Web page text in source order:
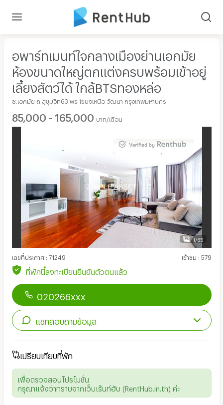
อพาร์ทเมนท์ใจกลางเมืองย่านเอกมัย
ห้องขนาดใหญ่ตกแต่งครบพร้อมเข้าอยู่
เลี้ยงสัตว์ได้ ใกล้BTSทองหล่อ
ซ.เอกมัย ถ.สุขุมวิท63 พระโขนงเหนือ วัฒนา กรุงเทพมหานคร
85,000 - 165,000 บาท/เดือน
1/65
เลขที่ประกาศ : 71249 เข้าชม : 579
ที่พักนี้ลงทะเบียนยืนยันตัวตนแล้ว
020266xxx
แชทสอบถามข้อมูล
เปรียบเทียบที่พัก
เพื่อตรวจสอบโปรโมชั่น
กรุณาแจ้งว่าทราบจากเว็บเร้นท์ฮับ (RentHub.in.th) ค่ะ